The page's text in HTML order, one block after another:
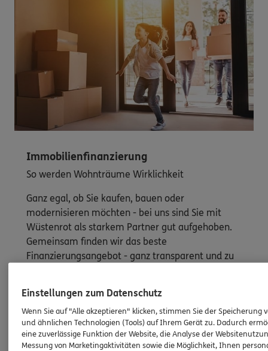
Immobilienfinanzierung
So werden Wohnträume Wirklichkeit
Ganz egal, ob Sie kaufen, bauen oder
modernisieren möchten - bei uns sind Sie mit
Wüstenrot als starkem Partner gut aufgehoben.
Gemeinsam finden wir das beste
Finanzierungsangebot - ganz transparent und zu
Mehr erfahren
Einstellungen zum Datenschutz
Wenn Sie auf "Alle akzeptieren" klicken, stimmen Sie der Speicherung
und ähnlichen Technologien (Tools) auf Ihrem Gerät zu. Dadurch
eine zuverlässige Funktion der Website, die Analyse der
Messung von Marketingaktivitäten sowie die Möglichkeit, Ihnen